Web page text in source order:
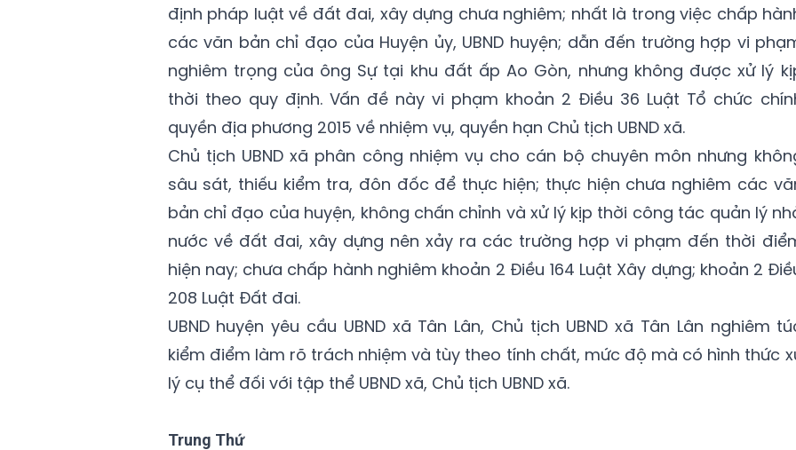
định pháp luật về đất đai, xây dựng chưa nghiêm; nhất là trong việc chấp
các văn bản chỉ đạo của Huyện ủy, UBND huyện; dẫn đến trường hợp vi
nghiêm trọng của ông Sự tại khu đất ấp Ao Gòn, nhưng không được xử lý
thời theo quy định. Vấn đề này vi phạm khoản 2 Điều 36 Luật Tổ chức
quyền địa phương 2015 về nhiệm vụ, quyền hạn Chủ tịch UBND xã.
Chủ tịch UBND xã phân công nhiệm vụ cho cán bộ chuyên môn nhưng
sâu sát, thiếu kiểm tra, đôn đốc để thực hiện; thực hiện chưa nghiêm các
bản chỉ đạo của huyện, không chấn chỉnh và xử lý kịp thời công tác quản lý
nước về đất đai, xây dựng nên xảy ra các trường hợp vi phạm đến thời
hiện nay; chưa chấp hành nghiêm khoản 2 Điều 164 Luật Xây dựng; khoản 2
208 Luật Đất đai.
UBND huyện yêu cầu UBND xã Tân Lân, Chủ tịch UBND xã Tân Lân nghiêm
kiểm điểm làm rõ trách nhiệm và tùy theo tính chất, mức độ mà có hình thức
lý cụ thể đối với tập thể UBND xã, Chủ tịch UBND xã.
Trung Thứ